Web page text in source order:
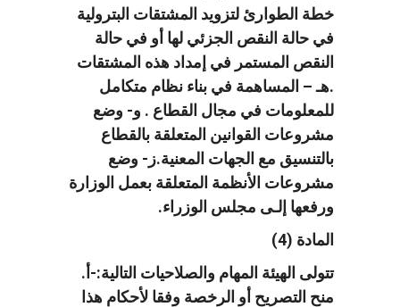
خطة الطوارئ لتزويد المشتقات البترولية
في حالة النقص الجزئي لها أو في حالة
النقص المستمر في إمداد هذه المشتقات
.هـ – المساهمة في بناء نظام متكامل
للمعلومات في مجال القطاع . و- وضع
مشروعات القوانين المتعلقة بالقطاع
بالتنسيق مع الجهات المعنية.ز- وضع
مشروعات الأنظمة المتعلقة بعمل الوزارة
ورفعها إلـى مجلس الوزراء.
المادة (4)
تتولى الهيئة المهام والصلاحيات التالية:-أ.
منح التصريح أو الرخصة وفقا لأحكام هذا